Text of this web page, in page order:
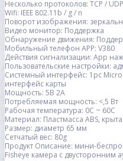
Несколько протоколов: TCP /
Wifi: IEEE 802.11b / g / n
Поворот изображения:
Видео монитор: Поддержка
Обнаружение движения:
Мобильный телефон APP: V380
Действия сигнализации: App
Пользовательские настройки:
Системный интерфейс: 1pc Micro
интерфейс карты
Мощность: 5В 2А
Потребляемая мощность: <,5 Вт
Рабочая температура: 0C ~ 60C
Материал: Пластмасса ABS,
Размер: диаметр 65 мм
Сетчатый вес: 80g
Продукт Описание: мини-
Fisheye камера с двусторонним